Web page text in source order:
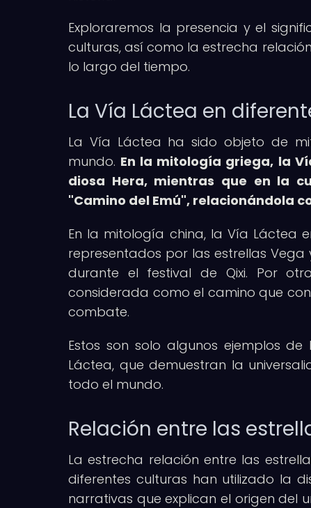
Exploraremos la presencia y el
culturas, así como la estrecha
lo largo del tiempo.
La Vía Láctea en
La Vía Láctea ha sido objeto de
mundo. En la mitología griega, la
diosa Hera, mientras que en la
"Camino del Emú", relacionándola
En la mitología china, la Vía Láctea
representados por las estrellas Vega
durante el festival de Qixi. Por
considerada como el camino que
combate.
Estos son solo algunos ejemplos
Láctea, que demuestran la
todo el mundo.
Relación entre las
La estrecha relación entre las
diferentes culturas han utilizado la
narrativas que explican el origen del